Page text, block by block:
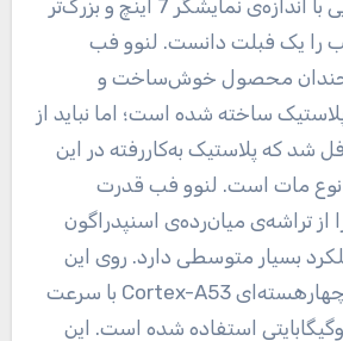
تبلت‌ها، دستگاه‌هایی با اندازه‌ی نمایشگر 7 اینچ و بزرگ‌تر
را یک فبلت دانست. لنوو فب
چندان محصول خوش‌ساخت و
ساخته شده است؛ اما نباید از
شد که پلاستیک به‌کاررفته در این
نوع مات است. لنوو فب قدرت
تراشه‌ی میان‌رده‌ی اسنپدراگون
بسیار متوسطی دارد. روی این
تراشه از پردازنده‌ی چهارهسته‌ای Cortex-A53 با سرعت
دوگیگابایتی استفاده شده است. این